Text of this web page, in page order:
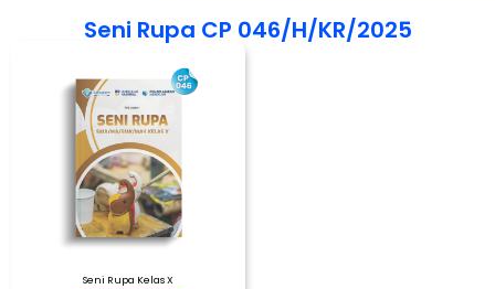
Seni Rupa CP 046/H/KR/2025
Seni Rupa Kelas X